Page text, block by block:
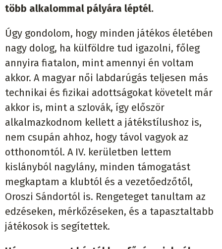
több alkalommal pályára léptél.
Úgy gondolom, hogy minden játékos életében
nagy dolog, ha külföldre tud igazolni, főleg
annyira fiatalon, mint amennyi én voltam
akkor. A magyar női labdarúgás teljesen más
technikai és fizikai adottságokat követelt már
akkor is, mint a szlovák, így először
alkalmazkodnom kellett a játékstílushoz is,
nem csupán ahhoz, hogy távol vagyok az
otthonomtól. A IV. kerületben lettem
kislányból nagylány, minden támogatást
megkaptam a klubtól és a vezetőedzőtől,
Oroszi Sándortól is. Rengeteget tanultam az
edzéseken, mérkőzéseken, és a tapasztaltabb
játékosok is segítettek.